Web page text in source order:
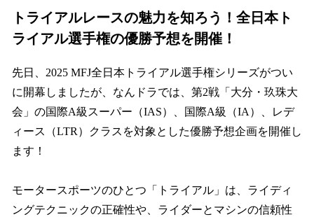
トライアルレースの魅力を知ろう！全日本ト
ライアル選手権の優勝予想を開催！
先日、2025 MFJ全日本トライアル選手権シリーズがつい
に開幕しましたが、なんドラでは、第2戦「大分・玖珠大
会」の国際A級スーパー（IAS）、国際A級（IA）、レデ
ィース（LTR）クラスを対象とした優勝予想企画を開催し
ます！
モータースポーツのひとつ「トライアル」は、ライディ
ングテクニックの正確性や、ライダーとマシンの信頼性